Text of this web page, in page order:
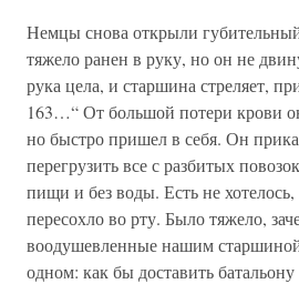
Немцы снова открыли
тяжело ранен в руку, но он не
рука цела, и старшина стреляет,
163…“ От большой потери крови
но быстро пришел в себя. Он
перегрузить все с разбитых
пищи и без воды. Есть не
пересохло во рту. Было тяжело,
воодушевленные нашим
одном: как бы доставить